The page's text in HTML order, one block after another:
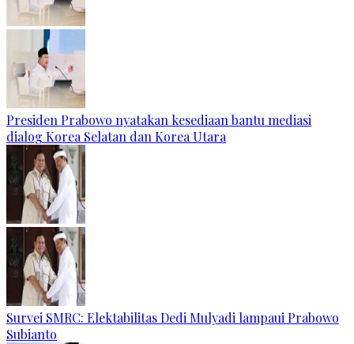
Presiden Prabowo nyatakan kesediaan bantu mediasi
dialog Korea Selatan dan Korea Utara
Survei SMRC: Elektabilitas Dedi Mulyadi lampaui Prabowo
Subianto